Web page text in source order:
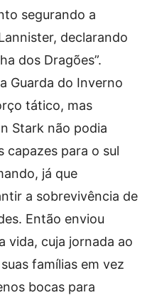
segurando a
declarando
dos Dragões”.
Guarda do Inverno
tático, mas
Stark não podia
capazes para o sul
já que
a sobrevivência de
Então enviou
vida, cuja jornada ao
famílias em vez
bocas para